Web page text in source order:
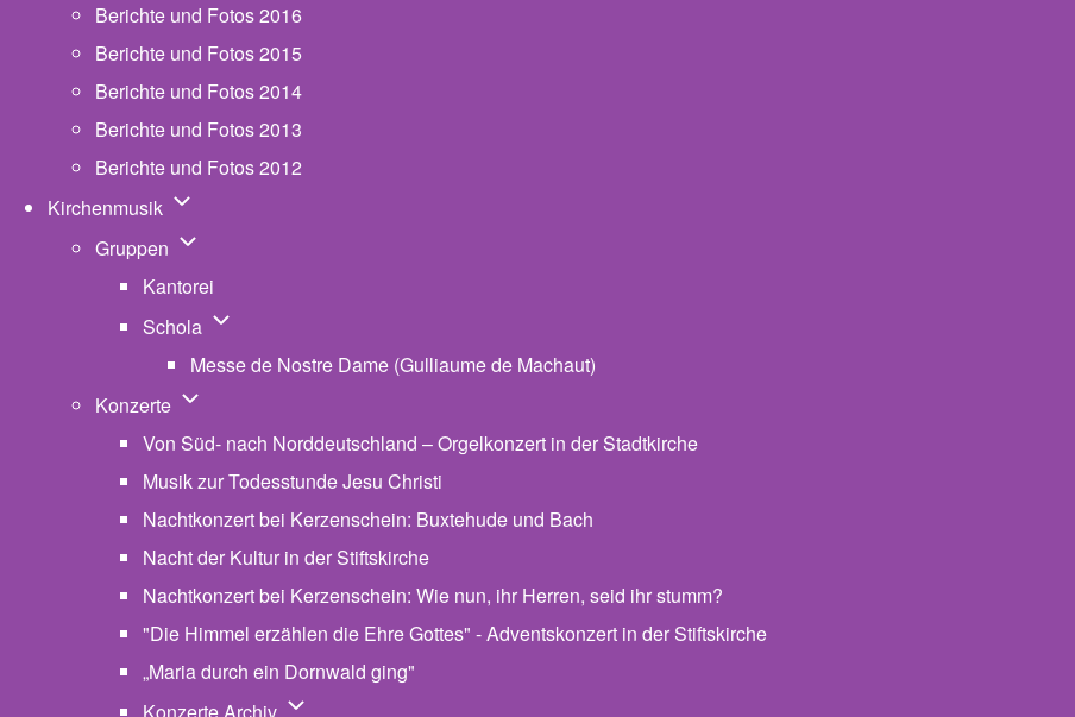
Berichte und Fotos 2016
Berichte und Fotos 2015
Berichte und Fotos 2014
Berichte und Fotos 2013
Berichte und Fotos 2012
Kirchenmusik Unternavigation von Kirchenmusik
Gruppen Unternavigation von Gruppen
Kantorei
Schola Unternavigation von Schola
Messe de Nostre Dame (Gulliaume de Machaut)
Konzerte Unternavigation von Konzerte
Von Süd- nach Norddeutschland – Orgelkonzert in der Stadtkirche
Musik zur Todesstunde Jesu Christi
Nachtkonzert bei Kerzenschein: Buxtehude und Bach
Nacht der Kultur in der Stiftskirche
Nachtkonzert bei Kerzenschein: Wie nun, ihr Herren, seid ihr stumm?
"Die Himmel erzählen die Ehre Gottes" - Adventskonzert in der Stiftskirche
„Maria durch ein Dornwald ging"
Unternavigation von Konzerte Archiv